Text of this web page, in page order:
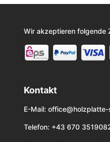
Wir akzeptieren folgende
Kontakt
E-Mail:
Telefon: +43 670